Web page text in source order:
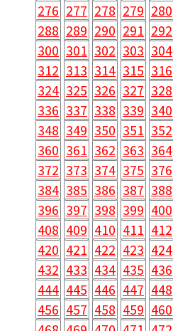
276 277 278 279 280
288 289 290 291 292
300 301 302 303 304
312 313 314 315 316
324 325 326 327 328
336 337 338 339 340
348 349 350 351 352
360 361 362 363 364
372 373 374 375 376
384 385 386 387 388
396 397 398 399 400
408 409 410 411 412
420 421 422 423 424
432 433 434 435 436
444 445 446 447 448
456 457 458 459 460